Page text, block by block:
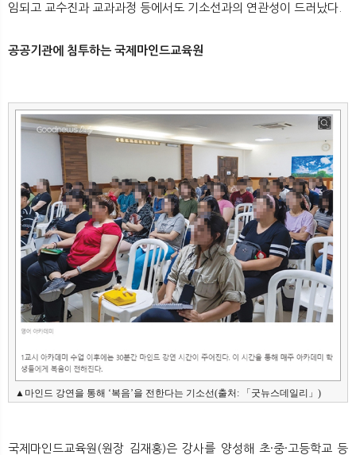
임되고 교수진과 교과과정 등에서도 기소선과의 연관성이 드러났다.
공공기관에 침투하는 국제마인드교육원
▲마인드 강연을 통해 ‘복음’을 전한다는 기소선(출처: 「굿뉴스데일리」)
국제마인드교육원(원장 김재홍)은 강사를 양성해 초·중·고등학교 등